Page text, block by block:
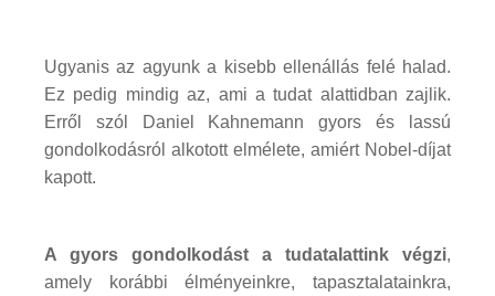
Ugyanis az agyunk a kisebb ellenállás felé halad.
Ez pedig mindig az, ami a tudat alattidban zajlik.
Erről szól Daniel Kahnemann gyors és lassú
gondolkodásról alkotott elmélete, amiért Nobel-díjat
kapott.
A gyors gondolkodást a tudatalattink végzi,
amely korábbi élményeinkre, tapasztalatainkra,